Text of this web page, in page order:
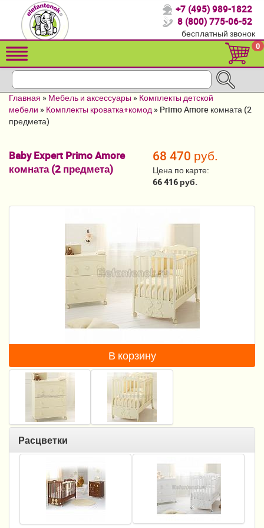
Спасибо, что выбрали нас!
Распродажа!
Детские коляски
Кроватки для новорожденных
Конверты, муфты
Летние товары
Мебель и аксессуары
Постельные принадлежности
Пеленание
Гигиена и уход
Кормление
Манежи
Безопасность ребенка
Ходунки и прыгунки
Игры и развитие
Принадлежности для выписки
Сумки для мам и детей
+7 (495) 989-1822
8 (800) 775-06-52
бесплатный звонок
0
Главная » Мебель и аксессуары » Комплекты детской
мебели » Комплекты кроватка+комод » Primo Amore комната (2
предмета)
Baby Expert Primo Amore
комната (2 предмета)
68 470 руб.
Цена по карте:
66 416 руб.
В корзину
Расцветки